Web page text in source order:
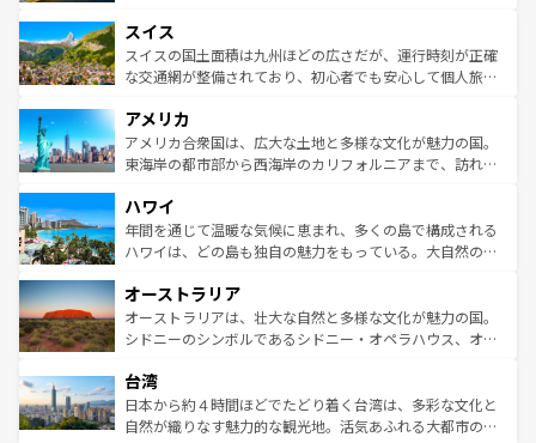
れる地方に足を運ぶとそれぞれで全く異なる文化を体験で
きるだろう。 なお、新着のフランス情報はコンテンツ一覧
を参照してほしい。
は、お酒好きな人にはぜひ体験してほしい。 なお、新着の
ドイツ情報はコンテンツ一覧を参照してほしい。
リアごとに異なる魅力がある。また、優雅なアフタヌーン
ティー、ビール好きにはたまらない英国パブ、サッカー観
戦など、本場だからこそできる体験も豊富。イギリスを旅
ンツ一覧を参照してほしい。
スイス
スイスの国土面積は九州ほどの広さだが、運行時刻が正確
な交通網が整備されており、初心者でも安心して個人旅行
の建物がそのまま残る町や、スイスならではのユニークな
博物館もあり、アルプス観光だけでなく町歩きも満喫する
ことができる。国民の所得が高いため物価も高いが、旅行
ば市内交通費無料で観光を楽しむこともできる。 なお、新
着のスイス情報はコンテンツ一覧 を参照してほしい。
アメリカ
アメリカ合衆国は、広大な土地と多様な文化が魅力の国。
東海岸の都市部から西海岸のカリフォルニアまで、訪れる
のような巨大都市は、観光、ショッピング、エンターテイ
ンメントが詰まった刺激的なスポットだ。一方、アメリカ
西部には大自然が広がり、グランドキャニオンやイエロー
部のニューオーリンズでは、音楽と美食が融合した独特の
文化が魅力。旅行者はアメリカの各地域で異なる魅力を楽
しみながら、その多様性と豊かな歴史を感じることができ
ならではの贅沢な旅のスタイルだ。 なお、新着のアメリカ
情報はコンテンツ一覧を参照してほしい。
ハワイ
年間を通じて温暖な気候に恵まれ、多くの島で構成される
ハワイは、どの島も独自の魅力をもっている。大自然の神
ワイ島は見逃せない。また、定番の観光地といえばオアフ
島だが、静かな自然を求めるならマウイ島やカウアイ島が
おすすめ。エメラルドグリーンに輝く海をはじめ、豊かな
れるおもてなしの心で訪れる人々を迎えてくれるハワイの
人々、おいしいローカルフードやハワイアンミュージッ
ク、伝統的なフラダンスなど、すべてがハワイの魅力を彩
オーストラリア
オーストラリアは、壮大な自然と多様な文化が魅力の国。
シドニーのシンボルであるシドニー・オペラハウス、オー
リアリーフや大陸中央部にそびえるウルル（エアーズロッ
ク）、タスマニアの美しい原生林やケアンズの熱帯雨林な
ど、見どころがたくさん。また、カフェやワイン、オージ
台湾
日本から約４時間ほどでたどり着く台湾は、多彩な文化と
自然が織りなす魅力的な観光地。活気あふれる大都市の台